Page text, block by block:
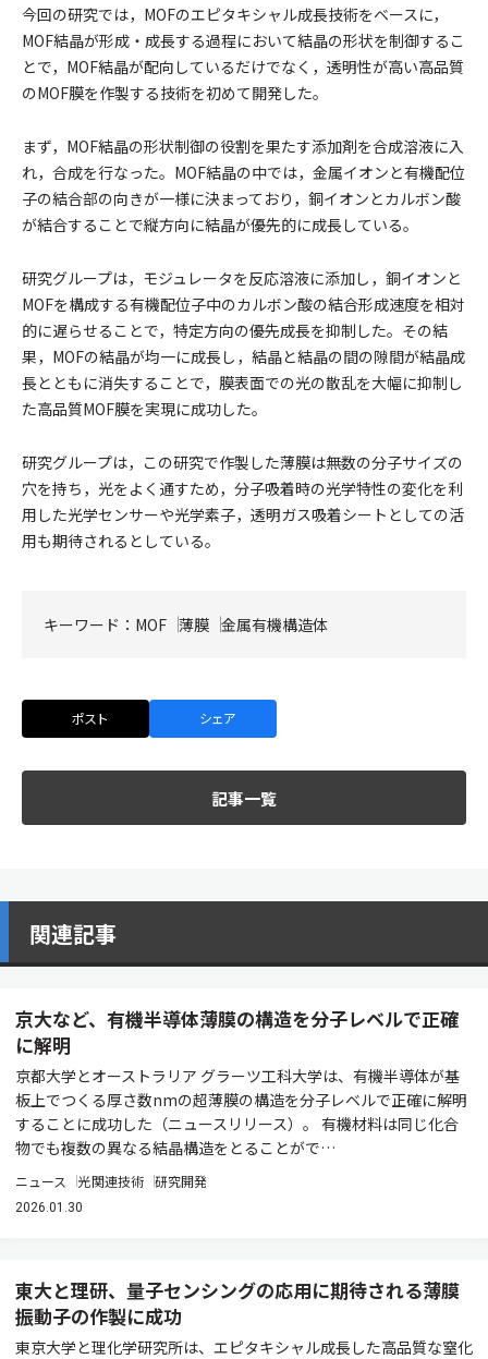
今回の研究では，MOFのエピタキシャル成長技術をベースに，
MOF結晶が形成・成長する過程において結晶の形状を制御するこ
とで，MOF結晶が配向しているだけでなく，透明性が高い高品質
のMOF膜を作製する技術を初めて開発した。
まず，MOF結晶の形状制御の役割を果たす添加剤を合成溶液に入
れ，合成を行なった。MOF結晶の中では，金属イオンと有機配位
子の結合部の向きが一様に決まっており，銅イオンとカルボン酸
が結合することで縦方向に結晶が優先的に成長している。
研究グループは，モジュレータを反応溶液に添加し，銅イオンと
MOFを構成する有機配位子中のカルボン酸の結合形成速度を相対
的に遅らせることで，特定方向の優先成長を抑制した。その結
果，MOFの結晶が均一に成長し，結晶と結晶の間の隙間が結晶成
長とともに消失することで，膜表面での光の散乱を大幅に抑制し
た高品質MOF膜を実現に成功した。
研究グループは，この研究で作製した薄膜は無数の分子サイズの
穴を持ち，光をよく通すため，分子吸着時の光学特性の変化を利
用した光学センサーや光学素子，透明ガス吸着シートとしての活
用も期待されるとしている。
キーワード： MOF 薄膜 金属有機構造体
ポスト シェア
記事一覧
関連記事
京大など、有機半導体薄膜の構造を分子レベルで正確
に解明
京都大学とオーストラリア グラーツ工科大学は、有機半導体が基
板上でつくる厚さ数nmの超薄膜の構造を分子レベルで正確に解明
することに成功した（ニュースリリース）。 有機材料は同じ化合
物でも複数の異なる結晶構造をとることがで…
ニュース 光関連技術 研究開発
2026.01.30
東大と理研、量子センシングの応用に期待される薄膜
振動子の作製に成功
東京大学と理化学研究所は、エピタキシャル成長した高品質な窒化